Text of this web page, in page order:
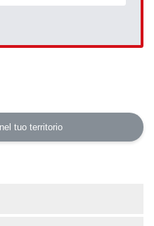
tuo territorio